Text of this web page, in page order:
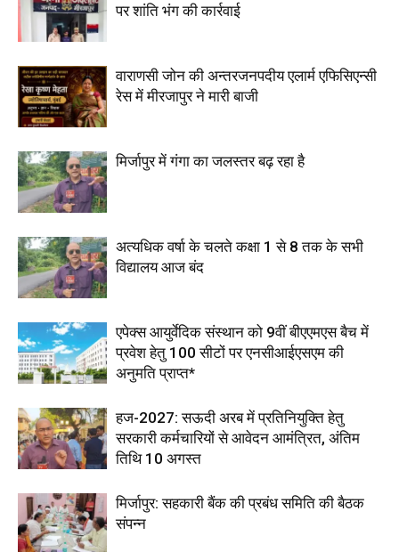
पर शांति भंग की कार्रवाई
वाराणसी जोन की अन्तरजनपदीय एलार्म एफिसिएन्सी
रेस में मीरजापुर ने मारी बाजी
मिर्जापुर में गंगा का जलस्तर बढ़ रहा है
अत्यधिक वर्षा के चलते कक्षा 1 से 8 तक के सभी
विद्यालय आज बंद
एपेक्स आयुर्वेदिक संस्थान को 9वीं बीएएमएस बैच में
प्रवेश हेतु 100 सीटों पर एनसीआईएसएम की
अनुमति प्राप्त*
हज-2027: सऊदी अरब में प्रतिनियुक्ति हेतु
सरकारी कर्मचारियों से आवेदन आमंत्रित, अंतिम
तिथि 10 अगस्त
मिर्जापुर: सहकारी बैंक की प्रबंध समिति की बैठक
संपन्न